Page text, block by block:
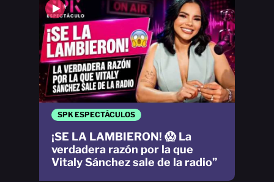
SPK ESPECTÁCULOS
¡SE LA LAMBIERON! 😱 La
verdadera razón por la que
Vitaly Sánchez sale de la radio”